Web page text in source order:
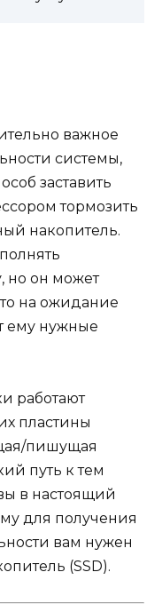
важное
системы,
заставить
тормозить
накопитель.
но он может
на ожидание
ему нужные
работают
пластины
пишущая
путь к тем
в настоящий
для получения
вам нужен
(SSD).